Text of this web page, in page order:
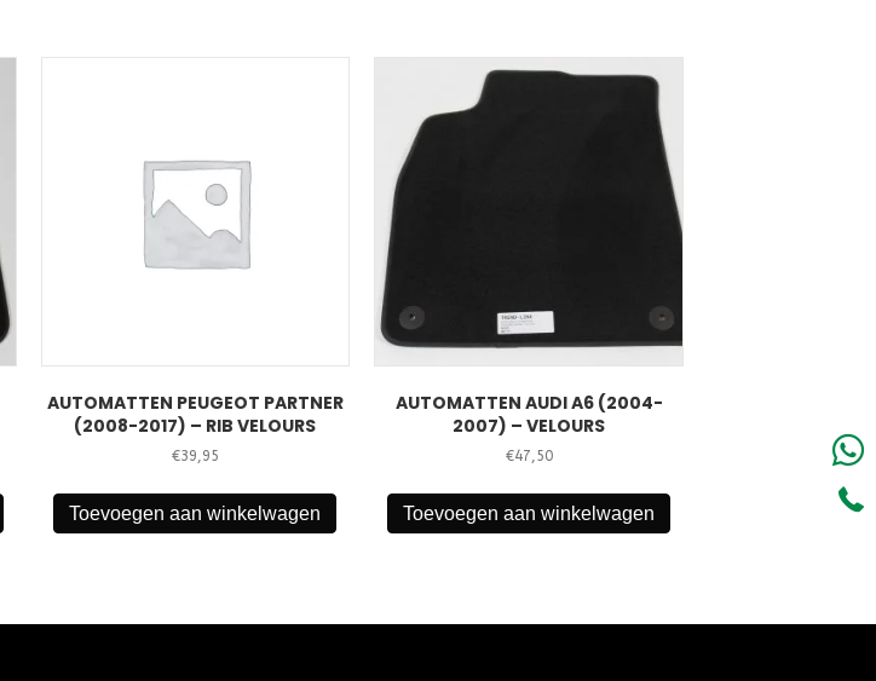
AUTOMATTEN PEUGEOT PARTNER
(2008-2017) – RIB VELOURS
€39,95
Toevoegen aan winkelwagen
AUTOMATTEN AUDI A6 (2004-
2007) – VELOURS
€47,50
Toevoegen aan winkelwagen